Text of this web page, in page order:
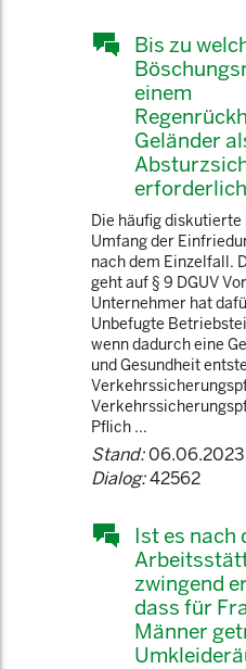
Bis zu
einem
Geländer
Die häufig diskutierte
Umfang der
nach dem Einzelfall.
geht auf § 9 DGUV
Unternehmer hat
Unbefugte
wenn dadurch eine
und Gesundheit
Pflich ...
Stand:06.06.2023
Dialog:42562
Ist es nach
zwingend
dass für
Männer